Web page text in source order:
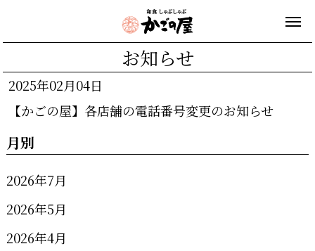
お知らせ
2025年02月04日
【かごの屋】各店舗の電話番号変更のお知らせ
月別
2026年7月
2026年5月
2026年4月